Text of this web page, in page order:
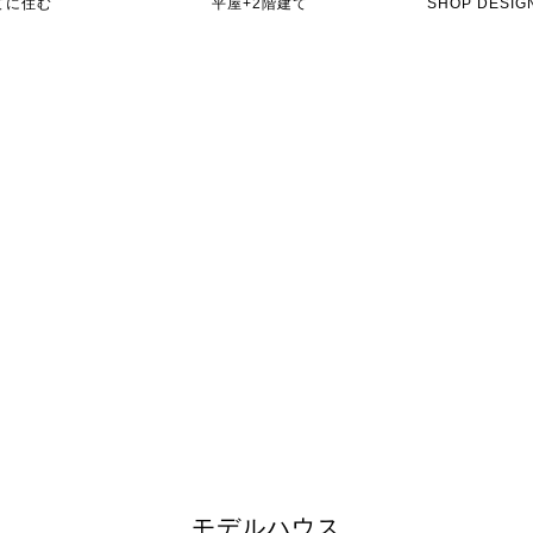
に住む 平屋+2階建て SHOP
モデルハウス